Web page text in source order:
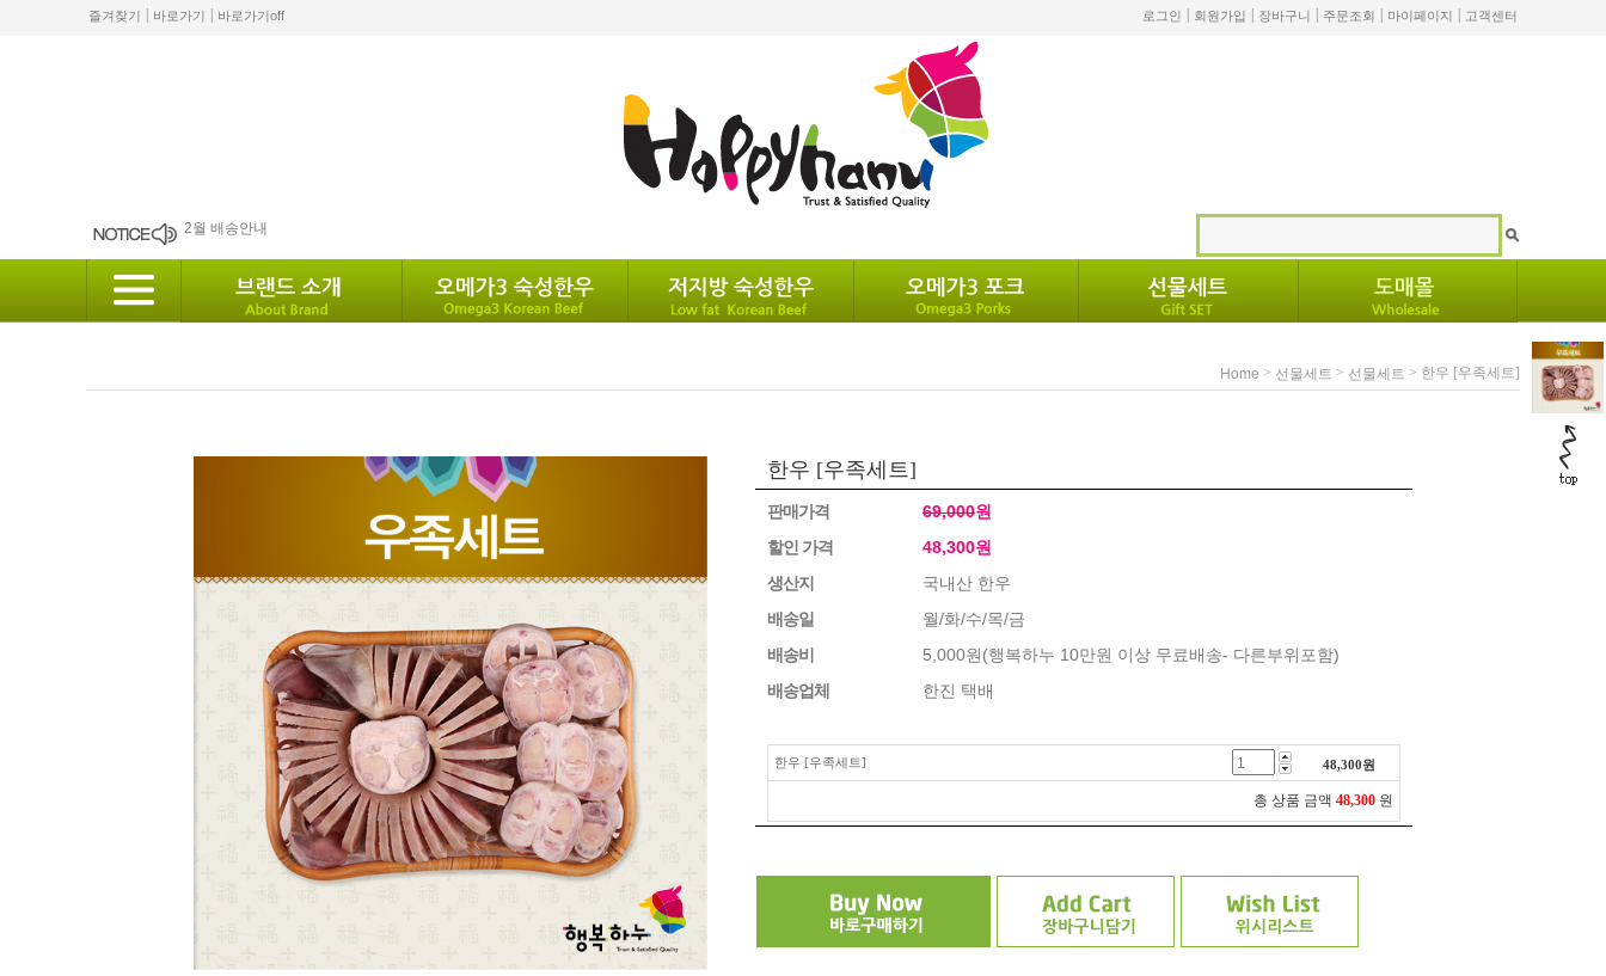
즐겨찾기 바로가기 바로가기off 로그인 회원가입 장바구니 주문조회 마이페이지 고객센터
2024 설 배송안내
배송안내
10월 배송안내
Home > 선물세트 > 선물세트 > 한우 [우족세트]
한우 [우족세트]
판매가격 69,000원
할인 가격
48,300원
생산지
국내산 한우
배송일
월/화/수/목/금
배송비
5,000원(행복하누 10만원 이상 무료배송- 다른부위포함)
배송업체
한진 택배
한우 [우족세트] 48,300원
총 상품 금액 48,300 원